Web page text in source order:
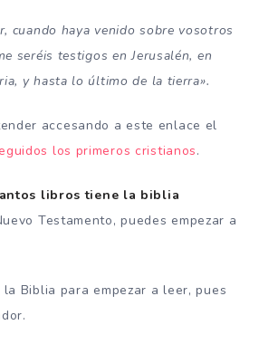
cuando haya venido sobre vosotros
seréis testigos en Jerusalén, en
y hasta lo último de la tierra».
accesando a este enlace el
los primeros cristianos.
libros tiene la biblia
Testamento, puedes empezar a
Biblia para empezar a leer, pues